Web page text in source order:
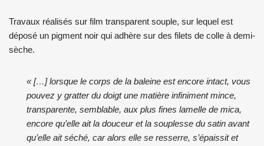
Travaux réalisés sur film transparent souple, sur lequel est
déposé un pigment noir qui adhère sur des filets de colle à demi-
sèche.
« […] lorsque le corps de la baleine est encore intact, vous
pouvez y gratter du doigt une matière infiniment mince,
transparente, semblable, aux plus fines lamelle de mica,
encore qu’elle ait la douceur et la souplesse du satin avant
qu’elle ait séché, car alors elle se resserre, s’épaissit et